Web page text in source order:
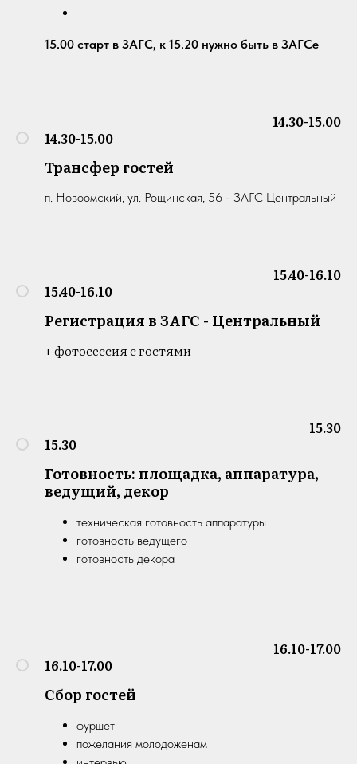
15.00 старт в ЗАГС, к 15.20 нужно быть в ЗАГСе
14.30-15.00
14.30-15.00
Трансфер гостей
п. Новоомский, ул. Рощинская, 56 - ЗАГС Центральный
15.40-16.10
15.40-16.10
Регистрация в ЗАГС - Центральный
+ фотосессия с гостями
15.30
15.30
Готовность: площадка, аппаратура,
ведущий, декор
техническая готовность аппаратуры
готовность ведущего
готовность декора
16.10-17.00
16.10-17.00
Сбор гостей
фуршет
пожелания молодоженам